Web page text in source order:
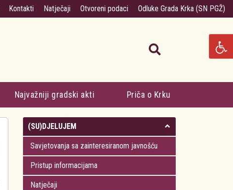
Kontakti Natječaji Otvoreni podaci Odluke Grada Krka (SN PGŽ)
Najvažniji gradski akti Priča o Krku
(SU)DJELUJEM
Savjetovanja sa zainteresiranom javnošću
Pristup informacijama
Natječaji